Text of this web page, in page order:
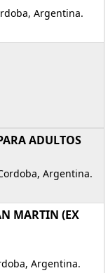
Argentina.
ADULTOS
Argentina.
MARTIN (EX
Argentina.